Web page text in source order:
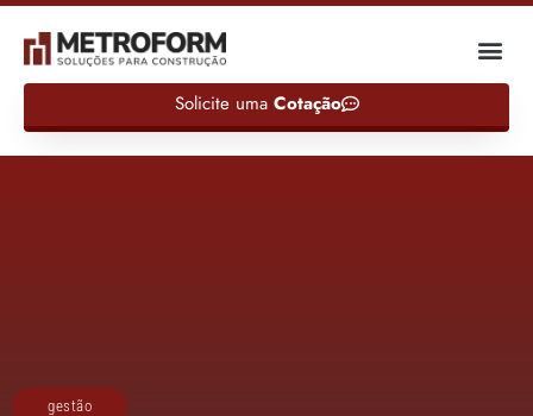
Solicite uma Cotação
gestão